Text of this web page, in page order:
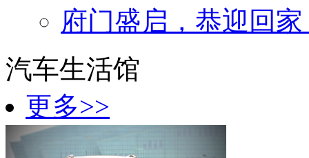
府门盛启，恭迎回
汽车生活馆
更多>>